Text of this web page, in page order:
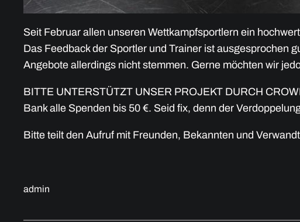
Seit Februar allen unseren Wettkampfsportlern ein
Das Feedback der Sportler und Trainer ist ausgesprochen
Angebote allerdings nicht stemmen. Gerne möchten wir
BITTE UNTERSTÜTZT UNSER PROJEKT DURCH
Bank alle Spenden bis 50 €. Seid fix, denn der
Bitte teilt den Aufruf mit Freunden, Bekannten und
admin